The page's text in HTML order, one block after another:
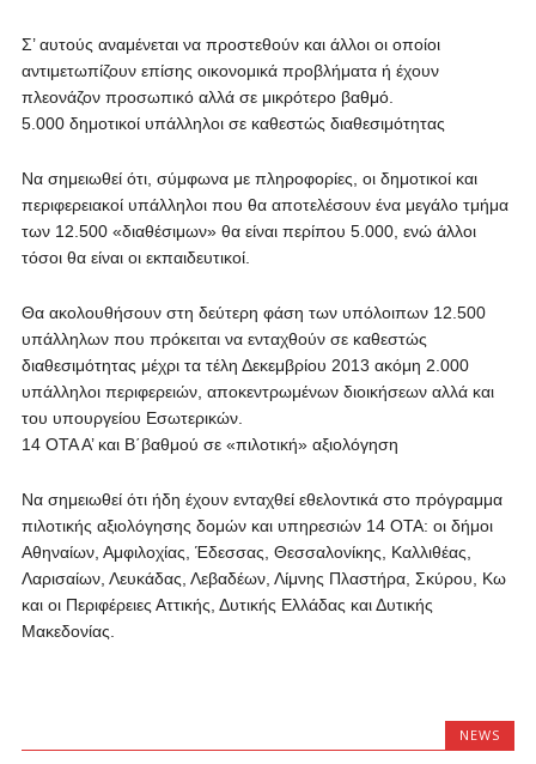
Σ’ αυτούς αναμένεται να προστεθούν και άλλοι οι οποίοι
αντιμετωπίζουν επίσης οικονομικά προβλήματα ή έχουν
πλεονάζον προσωπικό αλλά σε μικρότερο βαθμό.
5.000 δημοτικοί υπάλληλοι σε καθεστώς διαθεσιμότητας
Να σημειωθεί ότι, σύμφωνα με πληροφορίες, οι δημοτικοί και
περιφερειακοί υπάλληλοι που θα αποτελέσουν ένα μεγάλο τμήμα
των 12.500 «διαθέσιμων» θα είναι περίπου 5.000, ενώ άλλοι
τόσοι θα είναι οι εκπαιδευτικοί.
Θα ακολουθήσουν στη δεύτερη φάση των υπόλοιπων 12.500
υπάλληλων που πρόκειται να ενταχθούν σε καθεστώς
διαθεσιμότητας μέχρι τα τέλη Δεκεμβρίου 2013 ακόμη 2.000
υπάλληλοι περιφερειών, αποκεντρωμένων διοικήσεων αλλά και
του υπουργείου Εσωτερικών.
14 ΟΤΑ Α’ και Β΄βαθμού σε «πιλοτική» αξιολόγηση
Να σημειωθεί ότι ήδη έχουν ενταχθεί εθελοντικά στο πρόγραμμα
πιλοτικής αξιολόγησης δομών και υπηρεσιών 14 ΟΤΑ: οι δήμοι
Αθηναίων, Αμφιλοχίας, Έδεσσας, Θεσσαλονίκης, Καλλιθέας,
Λαρισαίων, Λευκάδας, Λεβαδέων, Λίμνης Πλαστήρα, Σκύρου, Κω
και οι Περιφέρειες Αττικής, Δυτικής Ελλάδας και Δυτικής
Μακεδονίας.
NEWS